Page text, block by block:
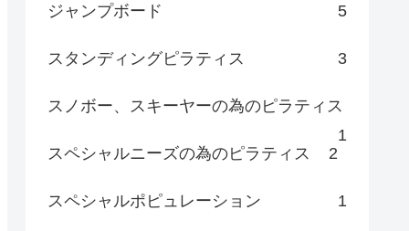
ジャンプボード 5
スタンディングピラティス 3
スノボー、スキーヤーの為のピラティス
1
スペシャルニーズの為のピラティス
2
スペシャルポピュレーション 1